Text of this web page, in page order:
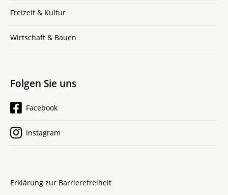
Freizeit & Kultur
Wirtschaft & Bauen
Folgen Sie uns
Facebook
Instagram
Erklärung zur Barrierefreiheit